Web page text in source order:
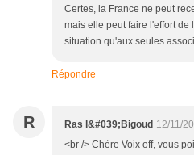
Certes, la France ne peut
mais elle peut faire l'effort de
situation qu'aux seules
Répondre
R Ras l&#039;Bigoud 12/11/
<br /> Chère Voix off, vous